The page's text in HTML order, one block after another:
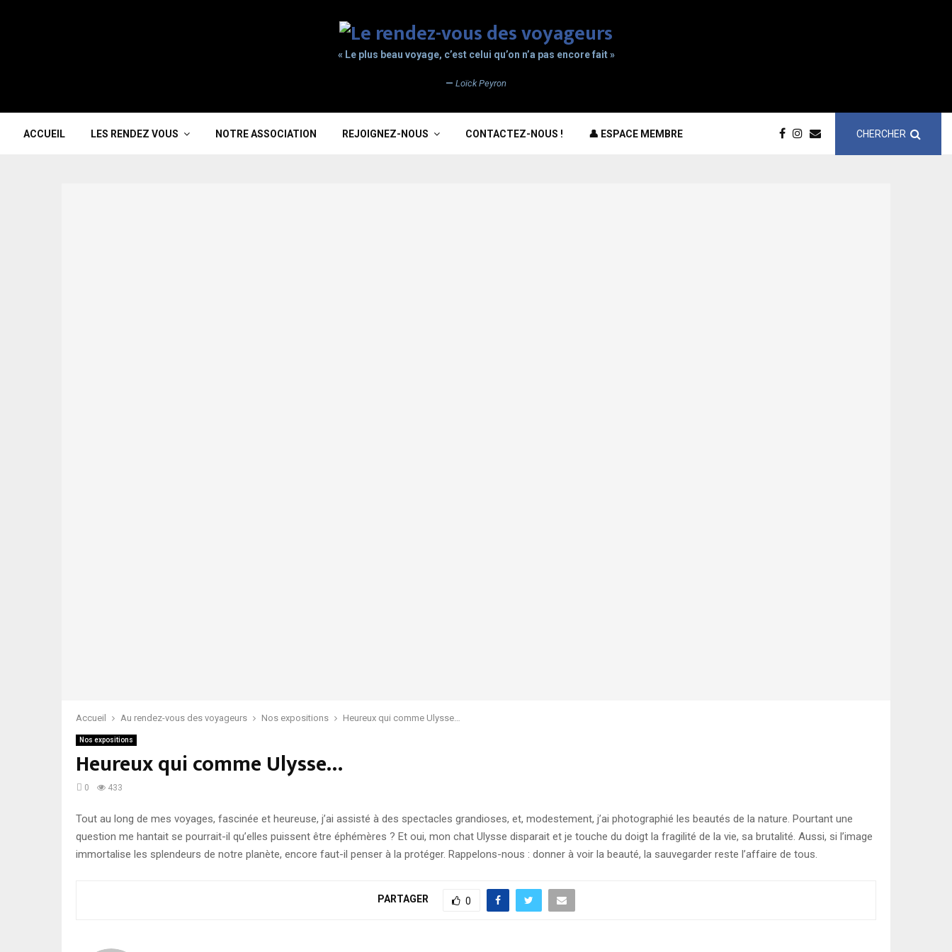
« Le plus beau voyage, c’est celui qu’on n’a pas encore fait »
— Loïck Peyron
ACCUEIL LES RENDEZ VOUS NOTRE ASSOCIATION REJOIGNEZ-NOUS CONTACTEZ-NOUS ! 👤 ESPACE MEMBRE CHERCHER
Accueil Au rendez-vous des voyageurs Nos expositions Heureux qui comme Ulysse…
Nos expositions
Heureux qui comme Ulysse…
0 433
Tout au long de mes voyages, fascinée et heureuse, j’ai assisté à des spectacles grandioses, et, modestement, j’ai photographié les beautés de la nature. Pourtant une
question me hantait se pourrait-il qu’elles puissent être éphémères ? Et oui, mon chat Ulysse disparait et je touche du doigt la fragilité de la vie, sa brutalité. Aussi, si l’image
immortalise les splendeurs de notre planète, encore faut-il penser à la protéger. Rappelons-nous : donner à voir la beauté, la sauvegarder reste l’affaire de tous.
PARTAGER 0